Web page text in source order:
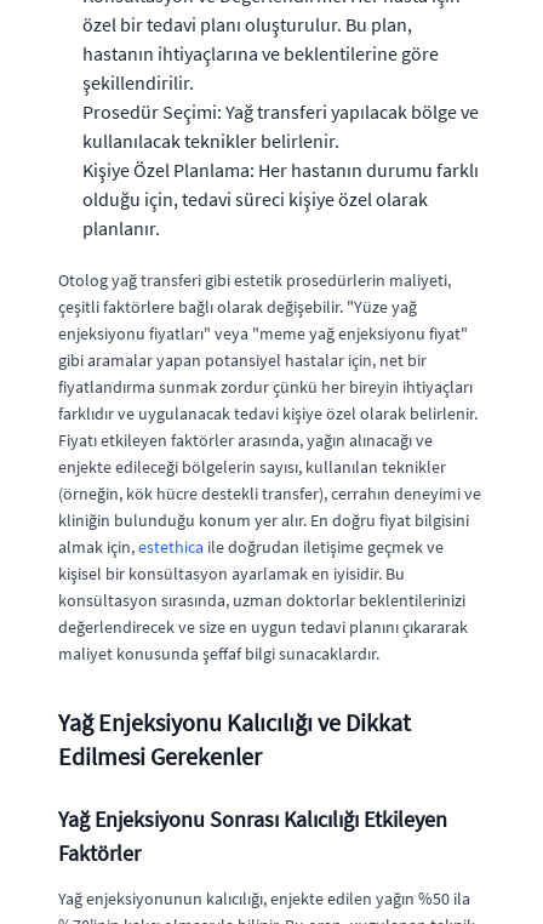
özel bir tedavi planı oluşturulur. Bu plan,
hastanın ihtiyaçlarına ve beklentilerine göre
şekillendirilir.
Prosedür Seçimi: Yağ transferi yapılacak bölge ve
kullanılacak teknikler belirlenir.
Kişiye Özel Planlama: Her hastanın durumu farklı
olduğu için, tedavi süreci kişiye özel olarak
planlanır.
Otolog yağ transferi gibi estetik prosedürlerin maliyeti,
çeşitli faktörlere bağlı olarak değişebilir. "Yüze yağ
enjeksiyonu fiyatları" veya "meme yağ enjeksiyonu fiyat"
gibi aramalar yapan potansiyel hastalar için, net bir
fiyatlandırma sunmak zordur çünkü her bireyin ihtiyaçları
farklıdır ve uygulanacak tedavi kişiye özel olarak belirlenir.
Fiyatı etkileyen faktörler arasında, yağın alınacağı ve
enjekte edileceği bölgelerin sayısı, kullanılan teknikler
(örneğin, kök hücre destekli transfer), cerrahın deneyimi ve
kliniğin bulunduğu konum yer alır. En doğru fiyat bilgisini
almak için,estethica ile doğrudan iletişime geçmek ve
kişisel bir konsültasyon ayarlamak en iyisidir. Bu
konsültasyon sırasında, uzman doktorlar beklentilerinizi
değerlendirecek ve size en uygun tedavi planını çıkararak
maliyet konusunda şeffaf bilgi sunacaklardır.
Yağ Enjeksiyonu Kalıcılığı ve Dikkat
Edilmesi Gerekenler
Yağ Enjeksiyonu Sonrası Kalıcılığı Etkileyen
Faktörler
Yağ enjeksiyonunun kalıcılığı, enjekte edilen yağın %50 ila